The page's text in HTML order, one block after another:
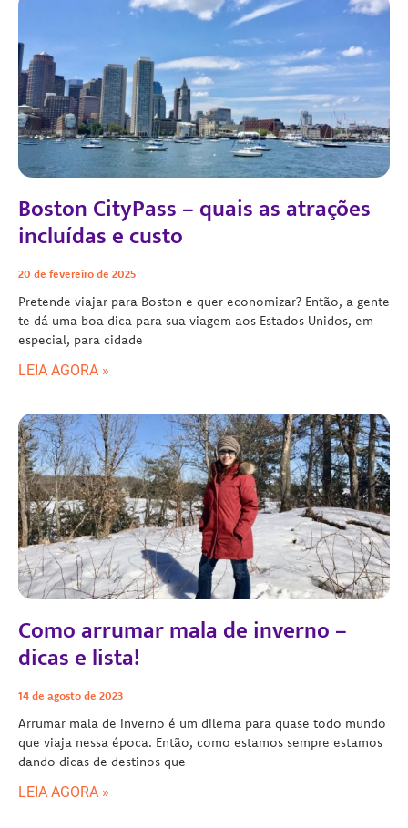
Boston CityPass – quais as atrações
incluídas e custo
20 de fevereiro de 2025
Pretende viajar para Boston e quer economizar? Então, a gente
te dá uma boa dica para sua viagem aos Estados Unidos, em
especial, para cidade
LEIA AGORA »
Como arrumar mala de inverno –
dicas e lista!
14 de agosto de 2023
Arrumar mala de inverno é um dilema para quase todo mundo
que viaja nessa época. Então, como estamos sempre estamos
dando dicas de destinos que
LEIA AGORA »